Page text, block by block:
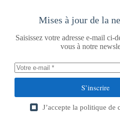
Mises à jour de la
Saisissez votre adresse e-mail ci-
vous à notre
S’inscrire
J’accepte la politique de